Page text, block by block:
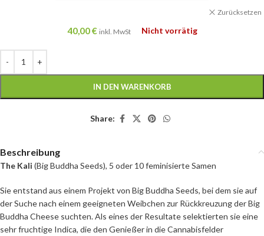
Zurücksetzen
40,00€ inkl. MwSt Nicht vorrätig
IN DEN WARENKORB
Share:
Beschreibung
The Kali (Big Buddha Seeds), 5 oder 10 feminisierte Samen
Sie entstand aus einem Projekt von Big Buddha Seeds, bei dem sie auf
der Suche nach einem geeigneten Weibchen zur Rückkreuzung der Big
Buddha Cheese suchten. Als eines der Resultate selektierten sie eine
sehr fruchtige Indica, die den Genießer in die Cannabisfelder